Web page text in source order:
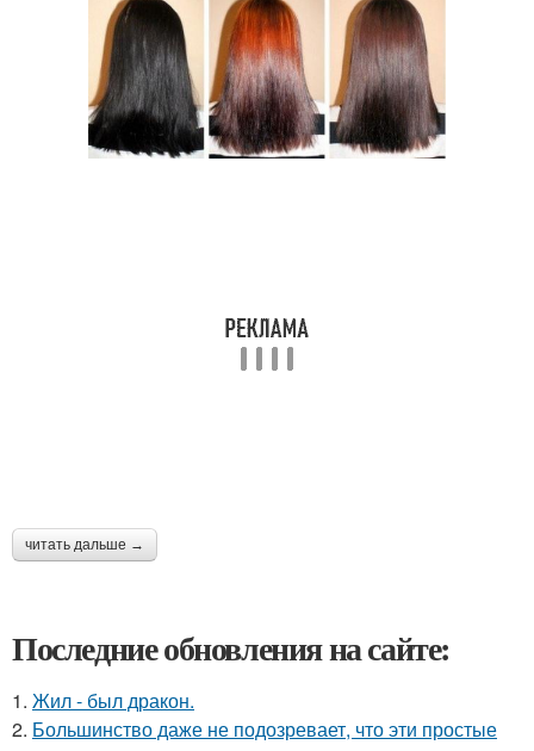
читать дальше →
Последние обновления на сайте:
1. Жил - был дракон.
2. Большинство даже не подозревает, что эти простые